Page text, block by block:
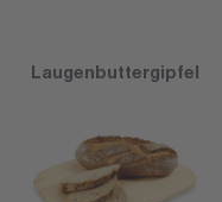
Laugenbuttergipfel